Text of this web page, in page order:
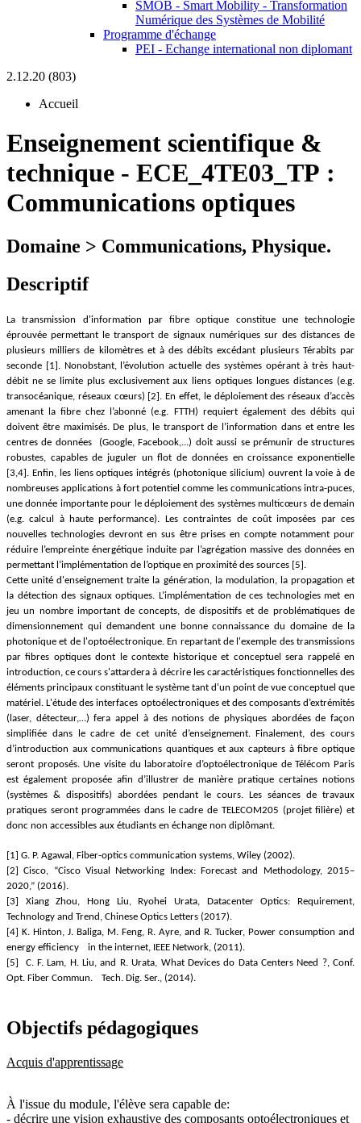
SMOB - Smart Mobility - Transformation
Numérique des Systèmes de Mobilité
Programme d'échange
PEI - Echange international non diplomant
2.12.20 (803)
Accueil
Enseignement scientifique &
technique - ECE_4TE03_TP :
Communications optiques
Domaine > Communications, Physique.
Descriptif
La transmission d'information par fibre optique constitue une technologie
éprouvée permettant le transport de signaux numériques sur des distances de
plusieurs milliers de kilomètres et à des débits excédant plusieurs Térabits par
seconde [1]. Nonobstant, l’évolution actuelle des systèmes opérant à très haut-
débit ne se limite plus exclusivement aux liens optiques longues distances (e.g.
transocéanique, réseaux cœurs) [2]. En effet, le déploiement des réseaux d’accès
amenant la fibre chez l’abonné (e.g. FTTH) requiert également des débits qui
doivent être maximisés. De plus, le transport de l’information dans et entre les
centres de données (Google, Facebook,...) doit aussi se prémunir de structures
robustes, capables de juguler un flot de données en croissance exponentielle
[3,4]. Enfin, les liens optiques intégrés (photonique silicium) ouvrent la voie à de
nombreuses applications à fort potentiel comme les communications intra-puces,
une donnée importante pour le déploiement des systèmes multicœurs de demain
(e.g. calcul à haute performance). Les contraintes de coût imposées par ces
nouvelles technologies devront en sus être prises en compte notamment pour
réduire l’empreinte énergétique induite par l’agrégation massive des données en
permettant l’implémentation de l’optique en proximité des sources [5] .
Cette unité d'enseignement traite la génération, la modulation, la propagation et
la détection des signaux optiques. L’implémentation de ces technologies met en
jeu un nombre important de concepts, de dispositifs et de problématiques de
dimensionnement qui demandent une bonne connaissance du domaine de la
photonique et de l'optoélectronique. En repartant de l'exemple des transmissions
par fibres optiques dont le contexte historique et conceptuel sera rappelé en
introduction, ce cours s'attardera à décrire les caractéristiques fonctionnelles des
éléments principaux constituant le système tant d'un point de vue conceptuel que
matériel. L'étude des interfaces optoélectroniques et des composants d’extrémités
(laser, détecteur,…) fera appel à des notions de physiques abordées de façon
simplifiée dans le cadre de cet unité d’enseignement. Finalement, des cours
d’introduction aux communications quantiques et aux capteurs à fibre optique
seront proposés. Une visite du laboratoire d’optoélectronique de Télécom Paris
est également proposée afin d’illustrer de manière pratique certaines notions
(systèmes & dispositifs) abordées pendant le cours. Les séances de travaux
pratiques seront programmées dans le cadre de TELECOM205 (projet filière) et
donc non accessibles aux étudiants en échange non diplômant.
[1] G. P. Agawal, Fiber-optics communication systems, Wiley (2002).
[2] Cisco, “Cisco Visual Networking Index: Forecast and Methodology, 2015–
2020,” (2016).
[3] Xiang Zhou, Hong Liu, Ryohei Urata, Datacenter Optics: Requirement,
Technology and Trend, Chinese Optics Letters (2017).
[4] K. Hinton, J. Baliga, M. Feng, R. Ayre, and R. Tucker, Power consumption and
energy efficiency in the internet, IEEE Network, (2011).
[5] C. F. Lam, H. Liu, and R. Urata, What Devices do Data Centers Need ?, Conf.
Opt. Fiber Commun. Tech. Dig. Ser., (2014).
Objectifs pédagogiques
Acquis d'apprentissage
À l'issue du module, l'élève sera capable de:
- décrire une vision exhaustive des composants optoélectroniques et